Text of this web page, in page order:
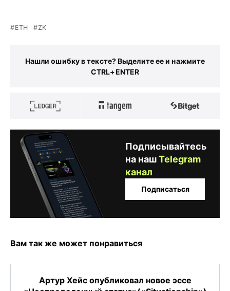
ETH ZK
Нашли ошибку в тексте? Выделите ее и нажмите
CTRL+ENTER
Подписывайтесь
на нашTelegram
канал
Подписаться
Вам так же может понравиться
Артур Хейс опубликовал новое эссе